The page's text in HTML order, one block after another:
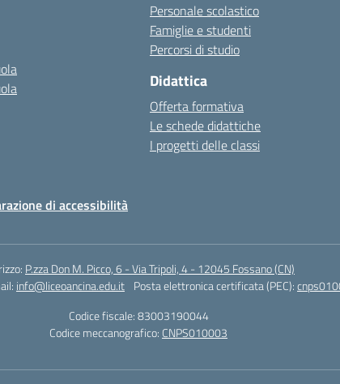
Personale scolastico
Famiglie e studenti
Percorsi di studio
Didattica
Offerta formativa
Le schede didattiche
I progetti delle classi
di accessibilità
P.zza Don M. Picco, 6 - Via Tripoli, 4 - 12045 Fossano (CN)
info@liceoancina.edu.it Posta elettronica certificata (PEC):
Codice fiscale: 83003190044
Codice meccanografico: CNPS010003